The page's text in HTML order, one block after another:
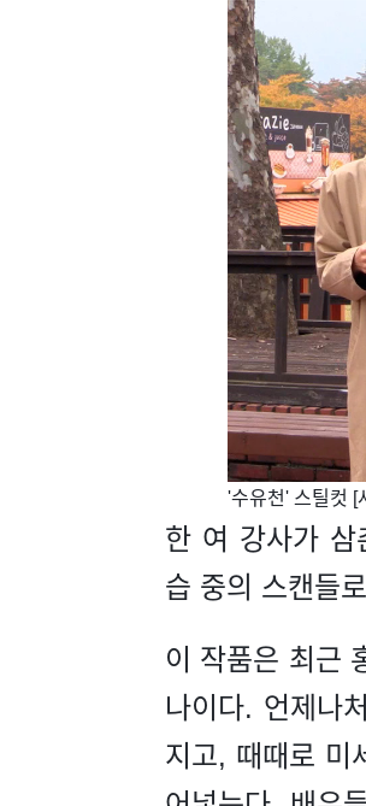
'수유천' 스틸컷 [
한 여 강사가 삼
습 중의 스캔들
이 작품은 최근
나이다. 언제나
지고, 때때로 미